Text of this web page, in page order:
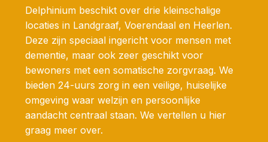
Delphinium beschikt over drie kleinschalige
locaties in Landgraaf, Voerendaal en Heerlen.
Deze zijn speciaal ingericht voor mensen met
dementie, maar ook zeer geschikt voor
bewoners met een somatische zorgvraag. We
bieden 24-uurs zorg in een veilige, huiselijke
omgeving waar welzijn en persoonlijke
aandacht centraal staan. We vertellen u hier
graag meer over.